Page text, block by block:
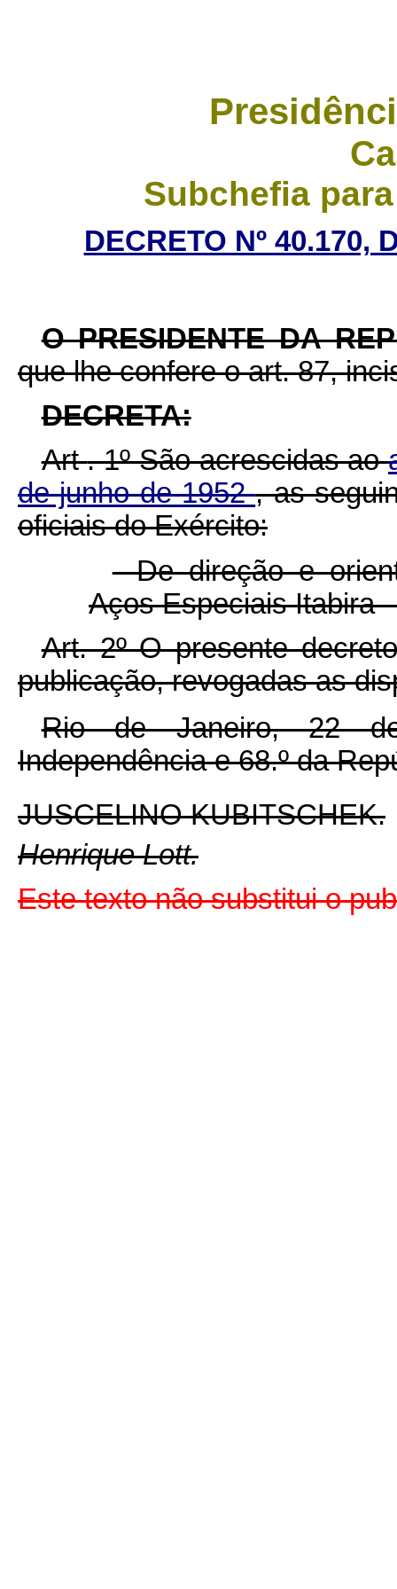
Subchefia
DECRETO Nº 40.170,
O PRESIDENTE DA
que lhe confere o art. 87,
DECRETA:
Art. 1º São acrescidas ao
de junho de 1952, as
oficiais do Exército:
- De direção e
Aços Especiais Itabira
Art. 2º O presente
publicação, revogadas as
Rio de Janeiro, 22
Independência e 68.º da
JUSCELINO KUBITSCHEK.
Henrique Lott.
Este texto não substitui o